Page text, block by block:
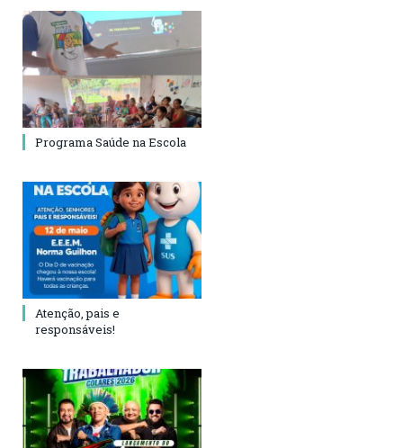
Programa Saúde na Escola
Atenção, pais e
responsáveis!